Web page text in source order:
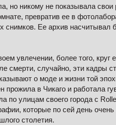
но никому не показывала
превратив ее в
снимков. Ее архив насчитывал
увлечении, более того, круг
смерти, случайно, эти кадры
о моде и жизни той
в Чикаго и работала
по улицам своего города с
которые по сей день
столетия.